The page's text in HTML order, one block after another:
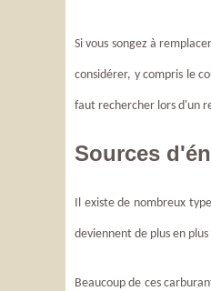
Si vous songez à
considérer, y compris le
faut rechercher lors d'un
Sources
Il existe de nombreux
deviennent de plus en
Beaucoup de ces